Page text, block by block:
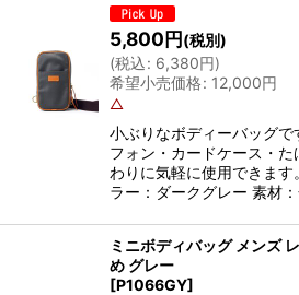
5,800円(税別)
(税込: 6,380円)
希望小売価格: 12,000円
△
小ぶりなボディーバッグで
フォン・カードケース・
わりに気軽に使用できま
ラー：ダークグレー 素材
ミニボディバッグ メンズ
め グレー
[P1066GY]